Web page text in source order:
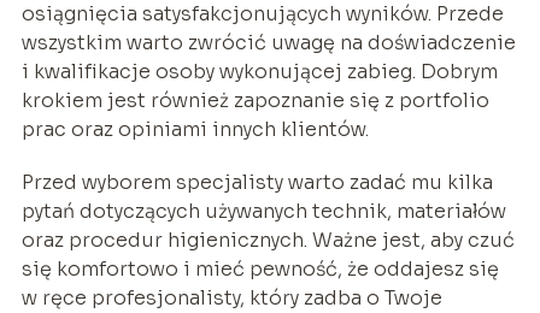
osiągnięcia satysfakcjonujących wyników. Przede
wszystkim warto zwrócić uwagę na doświadczenie
i kwalifikacje osoby wykonującej zabieg. Dobrym
krokiem jest również zapoznanie się z portfolio
prac oraz opiniami innych klientów.
Przed wyborem specjalisty warto zadać mu kilka
pytań dotyczących używanych technik, materiałów
oraz procedur higienicznych. Ważne jest, aby czuć
się komfortowo i mieć pewność, że oddajesz się
w ręce profesjonalisty, który zadba o Twoje